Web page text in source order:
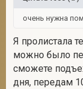
очень нужна
Я пролистала
можно было
сможете
дня, передам